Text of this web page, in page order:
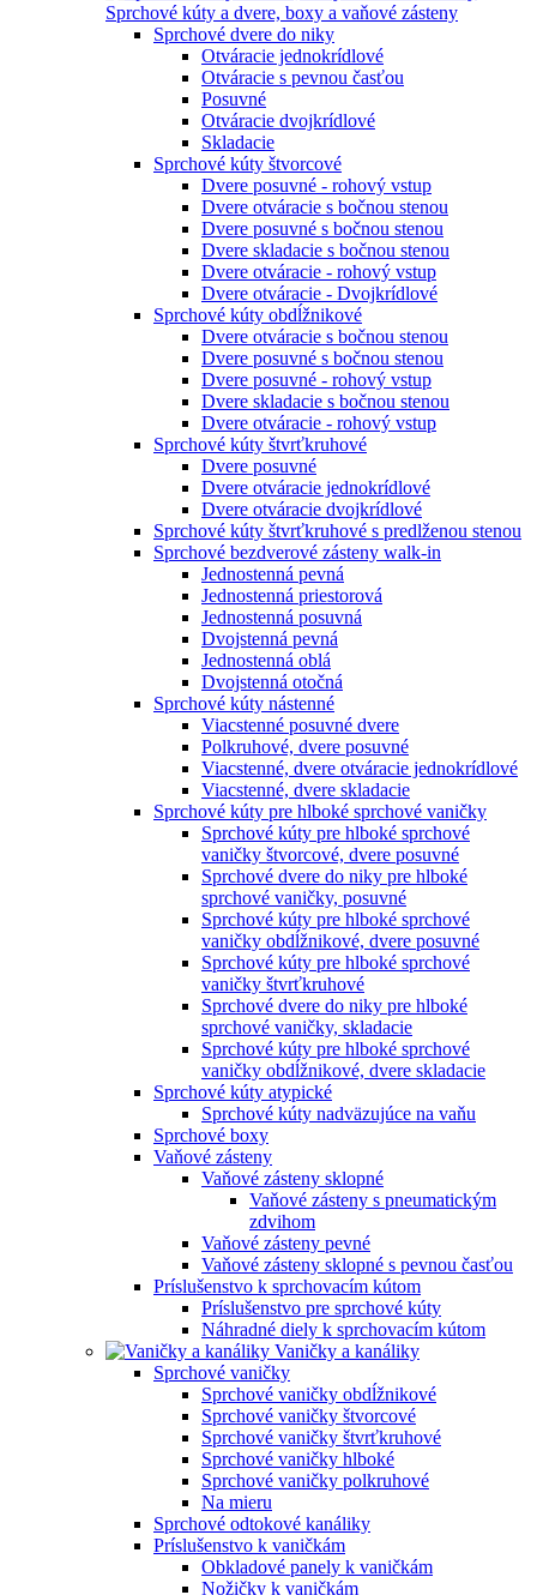
Sprchové kúty a dvere, boxy a vaňové zásteny
Sprchové dvere do niky
Otváracie jednokrídlové
Otváracie s pevnou časťou
Posuvné
Otváracie dvojkrídlové
Skladacie
Sprchové kúty štvorcové
Dvere posuvné - rohový vstup
Dvere otváracie s bočnou stenou
Dvere posuvné s bočnou stenou
Dvere skladacie s bočnou stenou
Dvere otváracie - rohový vstup
Dvere otváracie - Dvojkrídlové
Sprchové kúty obdĺžnikové
Dvere otváracie s bočnou stenou
Dvere posuvné s bočnou stenou
Dvere posuvné - rohový vstup
Dvere skladacie s bočnou stenou
Dvere otváracie - rohový vstup
Sprchové kúty štvrťkruhové
Dvere posuvné
Dvere otváracie jednokrídlové
Dvere otváracie dvojkrídlové
Sprchové kúty štvrťkruhové s predlženou stenou
Sprchové bezdverové zásteny walk-in
Jednostenná pevná
Jednostenná priestorová
Jednostenná posuvná
Dvojstenná pevná
Jednostenná oblá
Dvojstenná otočná
Sprchové kúty nástenné
Viacstenné posuvné dvere
Polkruhové, dvere posuvné
Viacstenné, dvere otváracie jednokrídlové
Viacstenné, dvere skladacie
Sprchové kúty pre hlboké sprchové vaničky
Sprchové kúty pre hlboké sprchové
vaničky štvorcové, dvere posuvné
Sprchové dvere do niky pre hlboké
sprchové vaničky, posuvné
Sprchové kúty pre hlboké sprchové
vaničky obdĺžnikové, dvere posuvné
Sprchové kúty pre hlboké sprchové
vaničky štvrťkruhové
Sprchové dvere do niky pre hlboké
sprchové vaničky, skladacie
Sprchové kúty pre hlboké sprchové
vaničky obdĺžnikové, dvere skladacie
Sprchové kúty atypické
Sprchové kúty nadväzujúce na vaňu
Sprchové boxy
Vaňové zásteny
Vaňové zásteny sklopné
Vaňové zásteny s pneumatickým
zdvihom
Vaňové zásteny pevné
Vaňové zásteny sklopné s pevnou časťou
Príslušenstvo k sprchovacím kútom
Príslušenstvo pre sprchové kúty
Náhradné diely k sprchovacím kútom
Vaničky a kanáliky
Sprchové vaničky
Sprchové vaničky obdĺžnikové
Sprchové vaničky štvorcové
Sprchové vaničky štvrťkruhové
Sprchové vaničky hlboké
Sprchové vaničky polkruhové
Na mieru
Sprchové odtokové kanáliky
Príslušenstvo k vaničkám
Obkladové panely k vaničkám
Nožičky k vaničkám